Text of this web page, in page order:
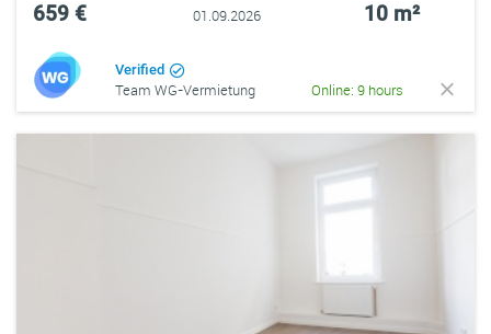
659 € 01.09.2026 10 m²
Verified
Team WG-Vermietung Online: 9 hours